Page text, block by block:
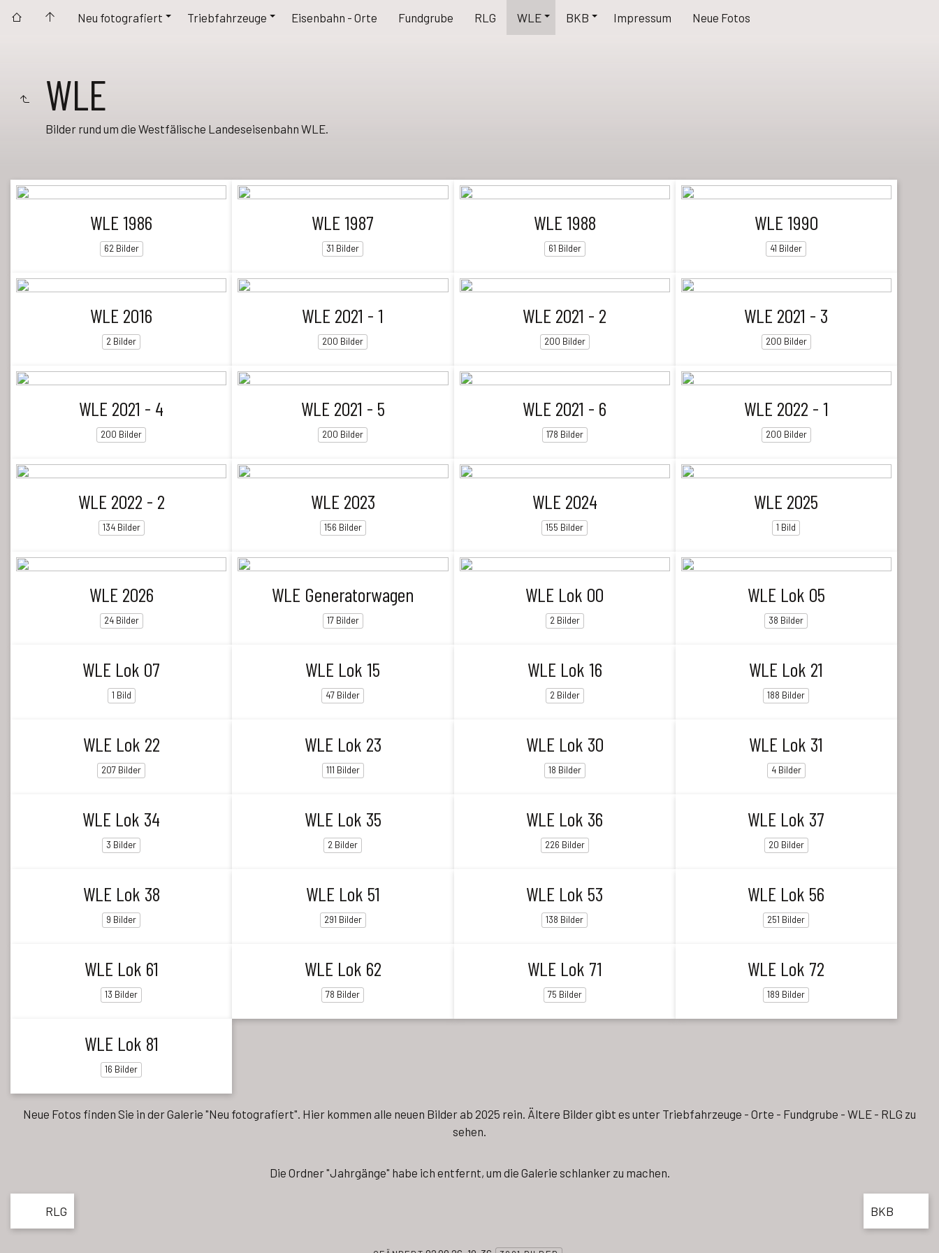
Neu fotografiert Triebfahrzeuge Eisenbahn - Orte Fundgrube RLG WLE BKB Impressum Neue Fotos
WLE
Bilder rund um die Westfälische Landeseisenbahn WLE.
WLE 1986
62 Bilder
WLE 1987
31 Bilder
WLE 1988
61 Bilder
WLE 1990
41 Bilder
WLE 2016
2 Bilder
WLE 2021 - 1
200 Bilder
WLE 2021 - 2
200 Bilder
WLE 2021 - 3
200 Bilder
WLE 2021 - 4
200 Bilder
WLE 2021 - 5
200 Bilder
WLE 2021 - 6
178 Bilder
WLE 2022 - 1
200 Bilder
WLE 2022 - 2
134 Bilder
WLE 2023
156 Bilder
WLE 2024
155 Bilder
WLE 2025
1 Bild
WLE 2026
24 Bilder
WLE Generatorwagen
17 Bilder
WLE Lok 00
2 Bilder
WLE Lok 05
38 Bilder
WLE Lok 07
1 Bild
WLE Lok 15
47 Bilder
WLE Lok 16
2 Bilder
WLE Lok 21
188 Bilder
WLE Lok 22
207 Bilder
WLE Lok 23
111 Bilder
WLE Lok 30
18 Bilder
WLE Lok 31
4 Bilder
WLE Lok 34
3 Bilder
WLE Lok 35
2 Bilder
WLE Lok 36
226 Bilder
WLE Lok 37
20 Bilder
WLE Lok 38
9 Bilder
WLE Lok 51
291 Bilder
WLE Lok 53
138 Bilder
WLE Lok 56
251 Bilder
WLE Lok 61
13 Bilder
WLE Lok 62
78 Bilder
WLE Lok 71
75 Bilder
WLE Lok 72
189 Bilder
WLE Lok 81
16 Bilder
Neue Fotos finden Sie in der Galerie "Neu fotografiert". Hier kommen alle neuen Bilder ab 2025 rein. Ältere Bilder gibt es unter Triebfahrzeuge - Orte - Fundgrube - WLE - RLG zu
sehen.
Die Ordner "Jahrgänge" habe ich entfernt, um die Galerie schlanker zu machen.
RLG BKB